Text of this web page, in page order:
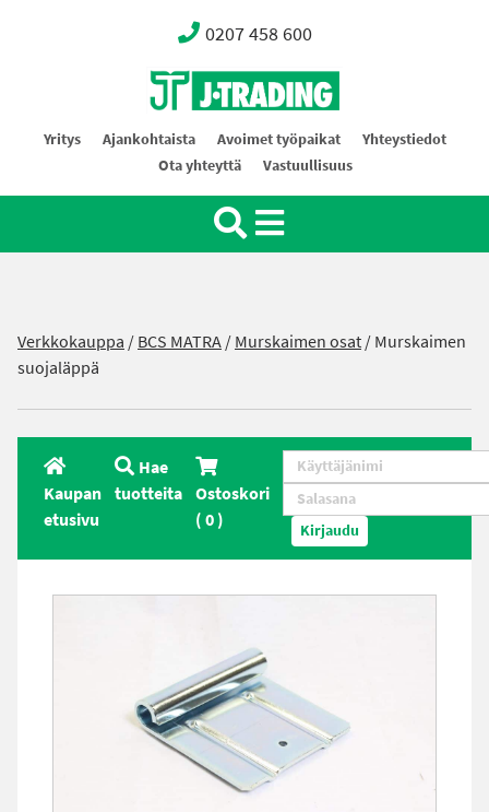
0207 458 600
Oy J-Trading Ab
Yritys Ajankohtaista Avoimet työpaikat
Yhteystiedot
Ota yhteyttä
Vastuullisuus
Verkkokauppa /BCS MATRA/Murskaimen osat/ Murskaimen
suojaläppä
Kaupan
etusivu
Hae
tuotteita Ostoskori
(0) Kirjaudu